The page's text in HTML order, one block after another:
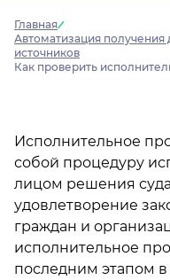
Главная
Автоматизация получения
источников
Как проверить
Исполнительное
собой процедуру
лицом решения
удовлетворение
граждан и
исполнительное
последним этапом